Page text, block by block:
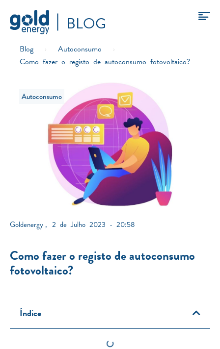
BLOG
Blog › Autoconsumo
›
Como fazer o registo de autoconsumo fotovoltaico?
Autoconsumo
Goldenergy 2 de Julho 2023 - 20:58
Como fazer o registo de autoconsumo
fotovoltaico?
Índice